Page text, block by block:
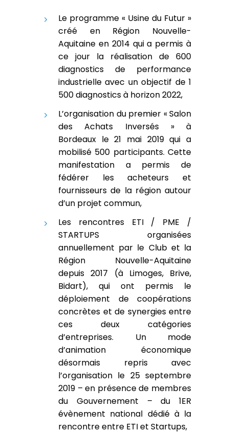
Le programme « Usine du Futur »
créé en Région Nouvelle-
Aquitaine en 2014 qui a permis à
ce jour la réalisation de 600
diagnostics de performance
industrielle avec un objectif de 1
500 diagnostics à horizon 2022,
L’organisation du premier « Salon
des Achats Inversés » à
Bordeaux le 21 mai 2019 qui a
mobilisé 500 participants. Cette
manifestation a permis de
fédérer les acheteurs et
fournisseurs de la région autour
d’un projet commun,
Les rencontres ETI / PME /
STARTUPS organisées
annuellement par le Club et la
Région Nouvelle-Aquitaine
depuis 2017 (à Limoges, Brive,
Bidart), qui ont permis le
déploiement de coopérations
concrètes et de synergies entre
ces deux catégories
d’entreprises. Un mode
d’animation économique
désormais repris avec
l’organisation le 25 septembre
2019 – en présence de membres
du Gouvernement – du 1ER
évènement national dédié à la
rencontre entre ETI et Startups,